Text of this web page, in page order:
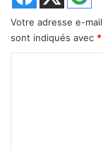
Votre adresse e-
sont indiqués avec *